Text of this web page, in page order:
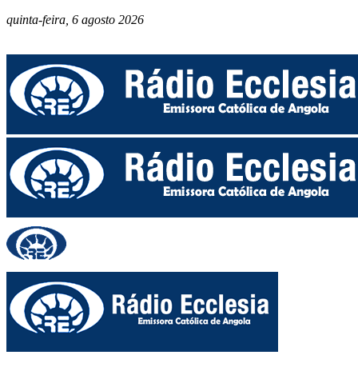
quinta-feira, 6 agosto 2026